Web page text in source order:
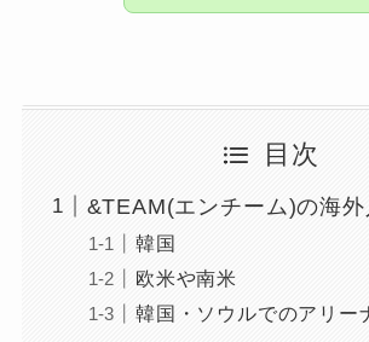
目次
&TEAM(エンチーム)の海外
韓国
欧米や南米
韓国・ソウルでのアリー